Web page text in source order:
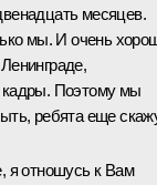
месяцев.
мы. И очень
кадры. Поэтому мы
ребята еще
я отношусь к Вам